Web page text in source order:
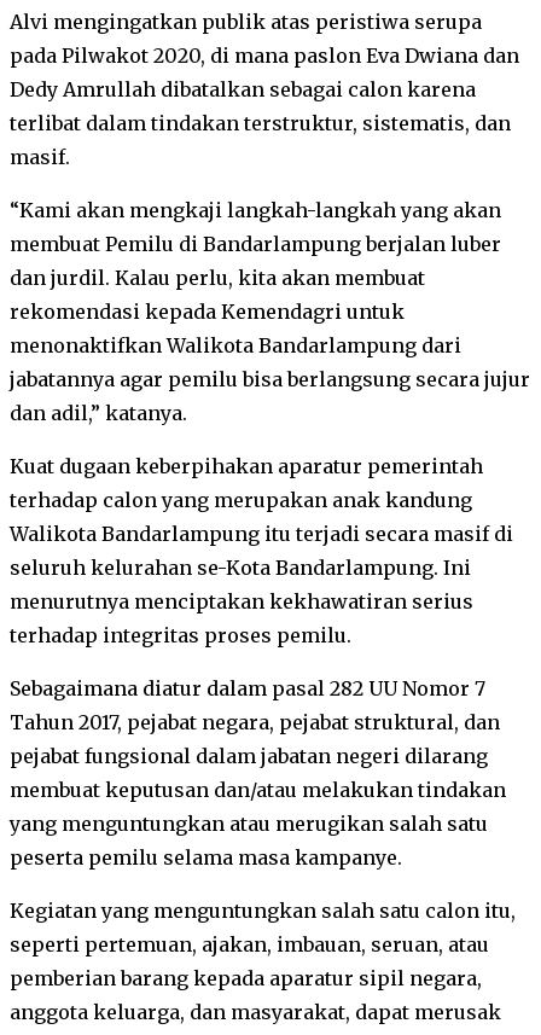
Alvi mengingatkan publik atas peristiwa serupa
pada Pilwakot 2020, di mana paslon Eva Dwiana dan
Dedy Amrullah dibatalkan sebagai calon karena
terlibat dalam tindakan terstruktur, sistematis, dan
masif.
“Kami akan mengkaji langkah-langkah yang akan
membuat Pemilu di Bandarlampung berjalan luber
dan jurdil. Kalau perlu, kita akan membuat
rekomendasi kepada Kemendagri untuk
menonaktifkan Walikota Bandarlampung dari
jabatannya agar pemilu bisa berlangsung secara jujur
dan adil,” katanya.
Kuat dugaan keberpihakan aparatur pemerintah
terhadap calon yang merupakan anak kandung
Walikota Bandarlampung itu terjadi secara masif di
seluruh kelurahan se-Kota Bandarlampung. Ini
menurutnya menciptakan kekhawatiran serius
terhadap integritas proses pemilu.
Sebagaimana diatur dalam pasal 282 UU Nomor 7
Tahun 2017, pejabat negara, pejabat struktural, dan
pejabat fungsional dalam jabatan negeri dilarang
membuat keputusan dan/atau melakukan tindakan
yang menguntungkan atau merugikan salah satu
peserta pemilu selama masa kampanye.
Kegiatan yang menguntungkan salah satu calon itu,
seperti pertemuan, ajakan, imbauan, seruan, atau
pemberian barang kepada aparatur sipil negara,
anggota keluarga, dan masyarakat, dapat merusak